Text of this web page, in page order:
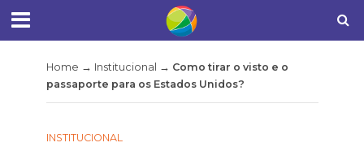
Home → Institucional → Como tirar o visto e o
passaporte para os Estados Unidos?
INSTITUCIONAL